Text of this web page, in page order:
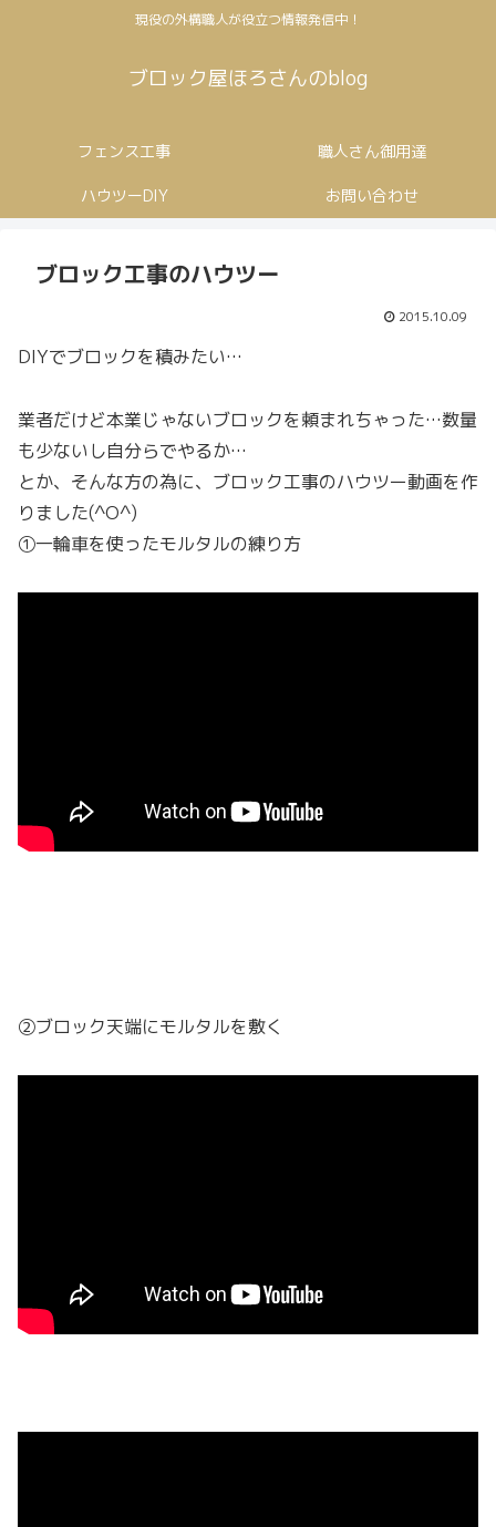
現役の外構職人が役立つ情報発信中！
ブロック屋ほろさんのblog
フェンス工事 職人さん御用達
ハウツーDIY お問い合わせ
ブロック工事のハウツー
2015.10.09
DIYでブロックを積みたい…
業者だけど本業じゃないブロックを頼まれちゃった…数量
も少ないし自分らでやるか…
とか、そんな方の為に、ブロック工事のハウツー動画を作
りました(^O^)
①一輪車を使ったモルタルの練り方
②ブロック天端にモルタルを敷く